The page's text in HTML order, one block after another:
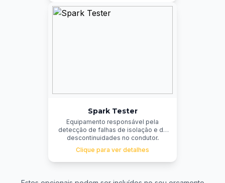
solução garante a correta
identificação e rastreabilidade dos
Spark Tester
Equipamento responsável pela
detecção de falhas de isolação e de
descontinuidades no condutor,
garantindo a integridade elétrica do
produto durante o processo de
fabricação ou inspeção.
Clique para ver detalhes